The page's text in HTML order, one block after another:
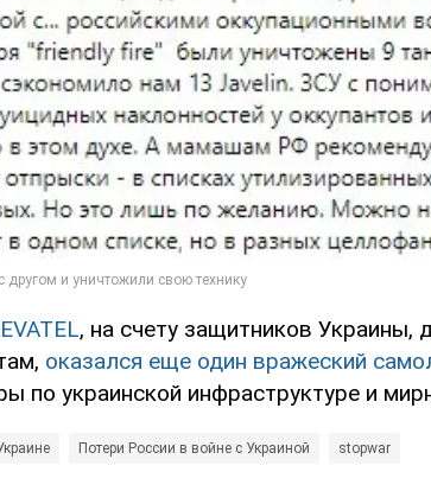
, на счету защитников Украины,
оказался еще один вражеский
по украинской инфраструктуре и
Потери России в войне с Украиной stopwar